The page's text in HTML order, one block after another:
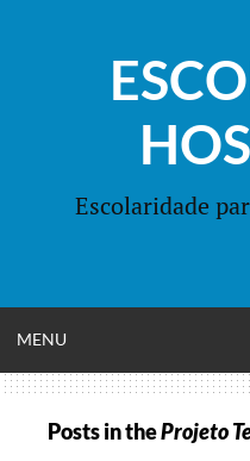
Escolaridade
MENU
MENU
Posts in theProjeto